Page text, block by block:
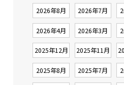
2026年8月 2026年7月
2026年4月 2026年3月
2025年12月 2025年11月
2025年8月 2025年7月